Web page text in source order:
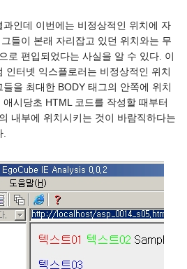
인데 이번에는 비정상적인 위치에 자
들이 본래 자리잡고 있던 위치와는 무
로 편입되었다는 사실을 알 수 있다. 이
인터넷 익스플로러는 비정상적인 위치
을 최대한 BODY 태그의 안쪽에 위치
시당초 HTML 코드를 작성할 때부터
내부에 위치시키는 것이 바람직하다는